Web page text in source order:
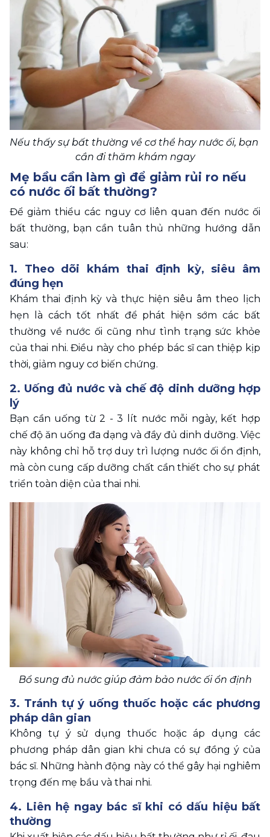
Nếu thấy sự bất thường về cơ thể hay nước ối, bạn
cần đi thăm khám ngay
Mẹ bầu cần làm gì để giảm rủi ro nếu
có nước ối bất thường?
Để giảm thiểu các nguy cơ liên quan đến nước ối
bất thường, bạn cần tuân thủ những hướng dẫn
sau:
1. Theo dõi khám thai định kỳ, siêu âm
đúng hẹn
Khám thai định kỳ và thực hiện siêu âm theo lịch
hẹn là cách tốt nhất để phát hiện sớm các bất
thường về nước ối cũng như tình trạng sức khỏe
của thai nhi. Điều này cho phép bác sĩ can thiệp kịp
thời, giảm nguy cơ biến chứng.
2. Uống đủ nước và chế độ dinh dưỡng hợp
lý
Bạn cần uống từ 2 - 3 lít nước mỗi ngày, kết hợp
chế độ ăn uống đa dạng và đầy đủ dinh dưỡng. Việc
này không chỉ hỗ trợ duy trì lượng nước ối ổn định,
mà còn cung cấp dưỡng chất cần thiết cho sự phát
triển toàn diện của thai nhi.
Bổ sung đủ nước giúp đảm bảo nước ối ổn định
3. Tránh tự ý uống thuốc hoặc các phương
pháp dân gian
Không tự ý sử dụng thuốc hoặc áp dụng các
phương pháp dân gian khi chưa có sự đồng ý của
bác sĩ. Những hành động này có thể gây hại nghiêm
trọng đến mẹ bầu và thai nhi.
4. Liên hệ ngay bác sĩ khi có dấu hiệu bất
thường